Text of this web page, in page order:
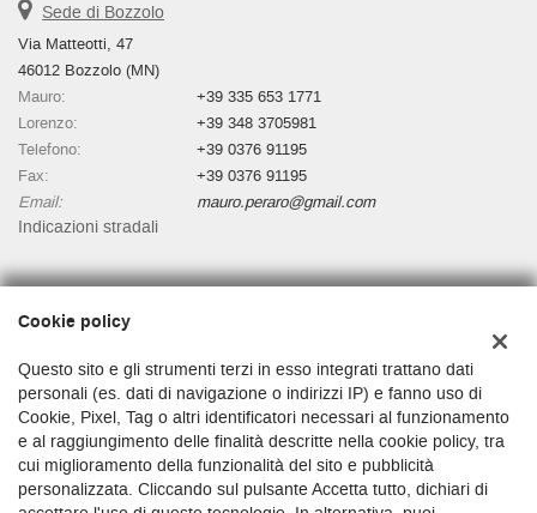
Sede di Bozzolo
Via Matteotti, 47
46012 Bozzolo (MN)
Mauro:
+39 335 653 1771
Lorenzo:
+39 348 3705981
Telefono:
+39 0376 91195
Fax:
+39 0376 91195
Email:
mauro.peraro@gmail.com
Indicazioni stradali
Dati fiscali:
Via Matteotti, 47, Bozzolo (MN)
C.F/P.IVA: 01481530200
Registro delle imprese:MN
Cookie policy
Questo sito e gli strumenti terzi in esso integrati trattano dati
personali (es. dati di navigazione o indirizzi IP) e fanno uso di
Cookie, Pixel, Tag o altri identificatori necessari al funzionamento
e al raggiungimento delle finalità descritte nella cookie policy, tra
cui miglioramento della funzionalità del sito e pubblicità
personalizzata. Cliccando sul pulsante Accetta tutto, dichiari di